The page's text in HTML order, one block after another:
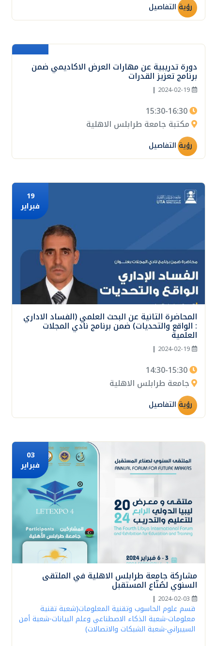
رؤية التفاصيل
19
فبراير
دورة تدريبية عن مهارات العرض الاكاديمي ضمن
برنامج تعزيز القدرات
2024-02-19
|
15:30-16:30
مكتبة جامعة طرابلس الاهلية
رؤية التفاصيل
19
فبراير
المحاضرة التانية عن البحث العلمي (الفساد الاداري
: الواقع والتحديات) ضمن برنامج نادي المجلات
العلمية
2024-02-19
|
14:30-15:30
جامعة طرابلس الاهلية
رؤية التفاصيل
03
فبراير
مشاركة جامعة طرابلس الاهلية في الملتقى
السنوي لصُنّاع المستقبل
2024-02-03
|
قسم علوم الحاسوب وتقنية المعلومات(شعبة تقنية
معلومات-شعبة الذكاء الاصطناعي وعلم البيانات-شعبة أمن
السيبراني-شعبة الشبكات والاتصالات)